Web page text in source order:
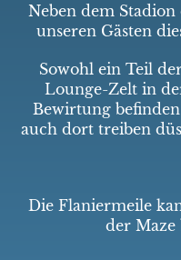
Neben dem
unseren Gästen
Sowohl ein Teil
Lounge-Zelt in
Bewirtung
auch dort treiben
Die Flaniermeile
der Maze